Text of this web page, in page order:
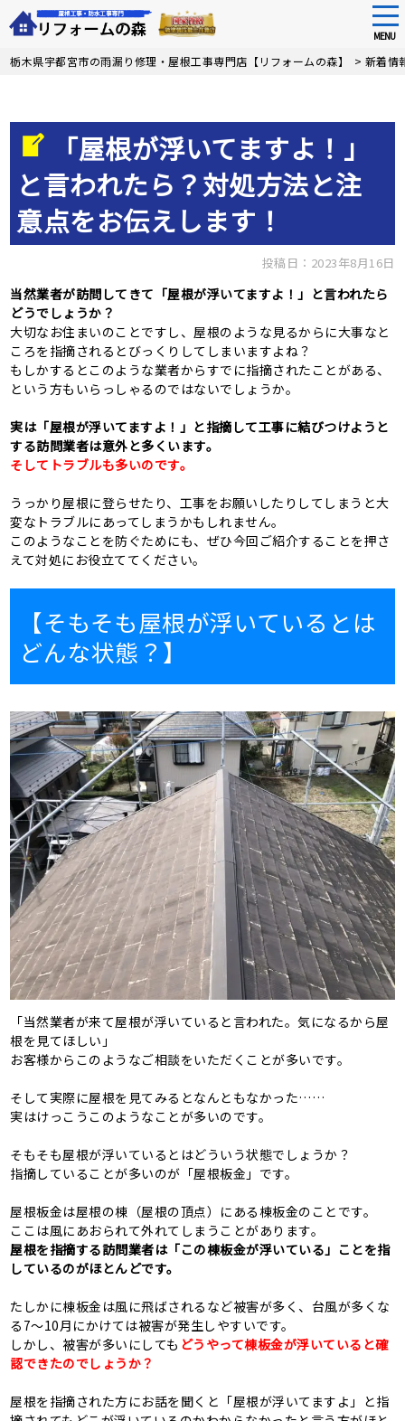
Skip
MENU
栃木県宇都宮市の雨漏り修理・屋根工事専門店【リフォームの森】 > 新着情
「屋根が浮いてますよ！」
と言われたら？対処方法と注
意点をお伝えします！
投稿日：2023年8月16日
当然業者が訪問してきて「屋根が浮いてますよ！」と言われたら
どうでしょうか？
大切なお住まいのことですし、屋根のような見るからに大事なと
ころを指摘されるとびっくりしてしまいますよね？
もしかするとこのような業者からすでに指摘されたことがある、
という方もいらっしゃるのではないでしょうか。
実は「屋根が浮いてますよ！」と指摘して工事に結びつけようと
する訪問業者は意外と多くいます。
そしてトラブルも多いのです。
うっかり屋根に登らせたり、工事をお願いしたりしてしまうと大
変なトラブルにあってしまうかもしれません。
このようなことを防ぐためにも、ぜひ今回ご紹介することを押さ
えて対処にお役立ててください。
【そもそも屋根が浮いているとは
どんな状態？】
「当然業者が来て屋根が浮いていると言われた。気になるから屋
根を見てほしい」
お客様からこのようなご相談をいただくことが多いです。
そして実際に屋根を見てみるとなんともなかった……
実はけっこうこのようなことが多いのです。
そもそも屋根が浮いているとはどういう状態でしょうか？
指摘していることが多いのが「屋根板金」です。
屋根板金は屋根の棟（屋根の頂点）にある棟板金のことです。
ここは風にあおられて外れてしまうことがあります。
屋根を指摘する訪問業者は「この棟板金が浮いている」ことを指
しているのがほとんどです。
たしかに棟板金は風に飛ばされるなど被害が多く、台風が多くな
る7〜10月にかけては被害が発生しやすいです。
しかし、被害が多いにしても どうやって棟板金が浮いていると確
認できたのでしょうか？
屋根を指摘された方にお話を聞くと「屋根が浮いてますよ」と指